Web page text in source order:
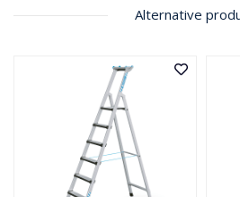
Alternative